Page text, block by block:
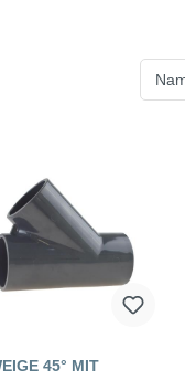
45° MIT